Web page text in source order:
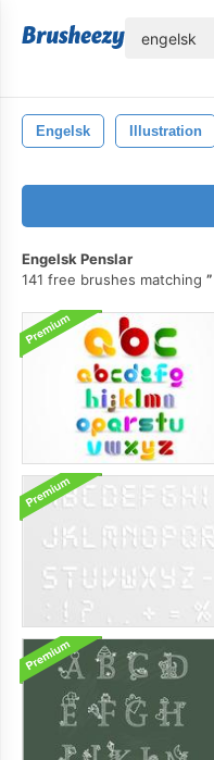
Engelsk Illustration
Engelsk Penslar
141 free brushes matching